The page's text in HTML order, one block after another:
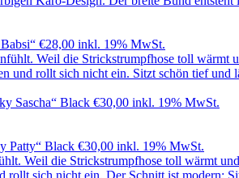
€28,00 inkl. 19% MwSt.
Sascha“ Black €30,00 inkl. 19% MwSt.
Patty“ Black €30,00 inkl. 19% MwSt.